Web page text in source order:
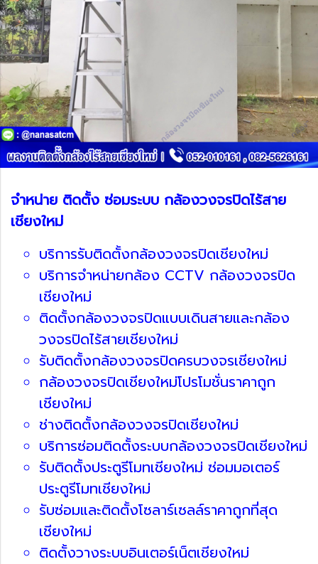
จำหน่าย ติดตั้ง ซ่อมระบบ กล้องวงจรปิดไร้สาย
เชียงใหม่
บริการรับติดตั้งกล้องวงจรปิดเชียงใหม่
บริการจำหน่ายกล้อง CCTV กล้องวงจรปิด
เชียงใหม่
ติดตั้งกล้องวงจรปิดแบบเดินสายและกล้อง
วงจรปิดไร้สายเชียงใหม่
รับติดตั้งกล้องวงจรปิดครบวงจรเชียงใหม่
กล้องวงจรปิดเชียงใหม่โปรโมชั่นราคาถูก
เชียงใหม่
ช่างติดตั้งกล้องวงจรปิดเชียงใหม่
บริการซ่อมติดตั้งระบบกล้องวงจรปิดเชียงใหม่
รับติดตั้งประตูรีโมทเชียงใหม่ ซ่อมมอเตอร์
ประตูรีโมทเชียงใหม่
รับซ่อมและติดตั้งโซลาร์เซลล์ราคาถูกที่สุด
เชียงใหม่
ติดตั้งวางระบบอินเตอร์เน็ตเชียงใหม่